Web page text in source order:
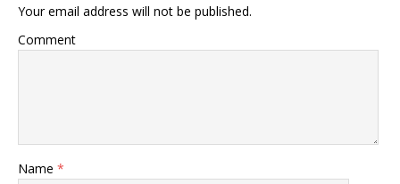
Your email address will not be published.
Comment
Name *